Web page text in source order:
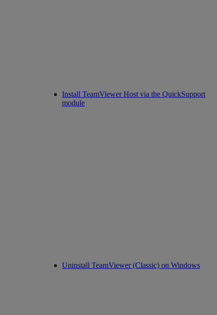
Install TeamViewer Host via the QuickSupport
module
Uninstall TeamViewer (Classic) on Windows